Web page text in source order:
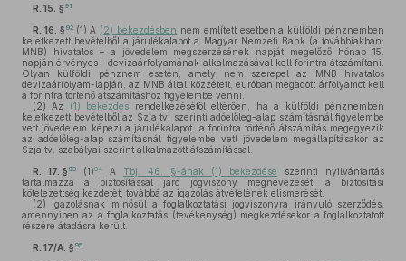
R. 15. § 91
R. 16. § 92 (1) A (2) bekezdésben nem említett esetben a külföldi pénznemben
keletkezett bevételből a járulékalapot a Magyar Nemzeti Bank (a továbbiakban:
MNB) hivatalos – a jövedelem megszerzésének napját megelőző hónap 15.
napján érvényes – devizaárfolyamának alkalmazásával kell forintra átszámítani.
Olyan külföldi pénznem esetén, amely nem szerepel az MNB hivatalos
devizaárfolyam-lapján, az MNB által közzétett, euróban megadott árfolyamot kell
a forintra történő átszámításhoz figyelembe venni.
(2) Az (1) bekezdés rendelkezésétől eltérően, ha a külföldi pénznemben
keletkezett bevételből az Szja tv. szerinti adóelőleg-alap számításnál figyelembe
vett jövedelem képezi a járulékalapot, a forintra történő átszámítás megegyezik
az adóelőleg-alap számításnál figyelembe vett jövedelem megállapításakor az
Szja tv. szabályai szerint alkalmazott átszámítással.
R. 17. § 93 (1)94 A Tbj. 46. §-ának (1) bekezdése szerinti nyilvántartás
tartalmazza a biztosítással járó jogviszony megnevezését, a biztosítási
kötelezettség kezdetét, továbbá az igazolás átvételének elismerését.
(2) Igazolásnak minősül a foglalkoztatási jogviszonyra irányuló szerződés,
amennyiben az a foglalkoztatás (tevékenység) megkezdésekor a foglalkoztatott
részére átadásra került.
R. 17/A. § 95